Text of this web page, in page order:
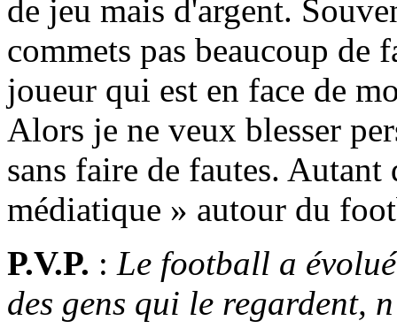
de jeu mais d'argent.
commets pas beaucoup de
joueur qui est en face de
Alors je ne veux blesser
sans faire de fautes.
médiatique » autour du
P.V.P. : Le football a
des gens qui le regardent,